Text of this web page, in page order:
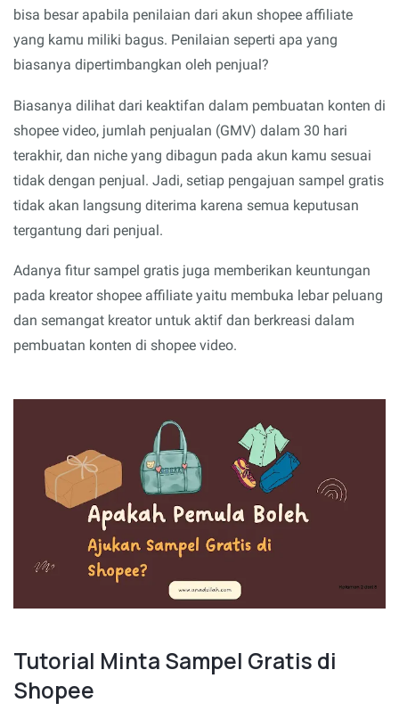
bisa besar apabila penilaian dari akun shopee affiliate
yang kamu miliki bagus. Penilaian seperti apa yang
biasanya dipertimbangkan oleh penjual?
Biasanya dilihat dari keaktifan dalam pembuatan konten di
shopee video, jumlah penjualan (GMV) dalam 30 hari
terakhir, dan niche yang dibagun pada akun kamu sesuai
tidak dengan penjual. Jadi, setiap pengajuan sampel gratis
tidak akan langsung diterima karena semua keputusan
tergantung dari penjual.
Adanya fitur sampel gratis juga memberikan keuntungan
pada kreator shopee affiliate yaitu membuka lebar peluang
dan semangat kreator untuk aktif dan berkreasi dalam
pembuatan konten di shopee video.
Tutorial Minta Sampel Gratis di
Shopee